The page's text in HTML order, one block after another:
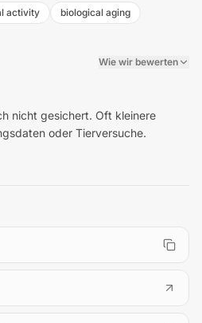
activity biological aging
Wie wir bewerten
nicht gesichert. Oft kleinere
oder Tierversuche.